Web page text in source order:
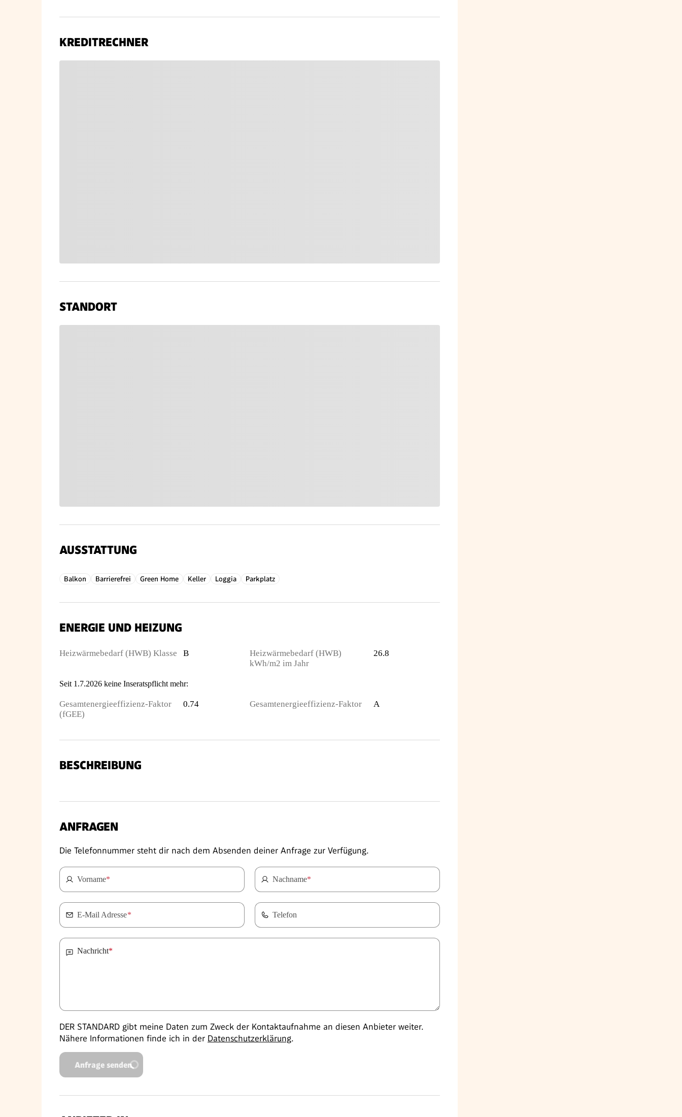
KREDITRECHNER
STANDORT
AUSSTATTUNG
Balkon Barrierefrei Green Home Keller Loggia Parkplatz
ENERGIE UND HEIZUNG
Heizwärmebedarf (HWB) Klasse B
Heizwärmebedarf (HWB)
kWh/m2 im Jahr
26.8
Seit 1.7.2026 keine Inseratspflicht mehr:
Gesamtenergieeffizienz-Faktor
(fGEE)
0.74 Gesamtenergieeffizienz-Faktor A
BESCHREIBUNG
ANFRAGEN
Die Telefonnummer steht dir nach dem Absenden deiner Anfrage zur Verfügung.
Vorname* Nachname*
E-Mail Adresse* Telefon
Nachricht*
DER STANDARD gibt meine Daten zum Zweck der Kontaktaufnahme an diesen Anbieter weiter.
Nähere Informationen finde ich in der Datenschutzerklärung.
Anfrage senden